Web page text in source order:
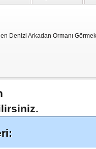
Denizi Arkadan Ormanı